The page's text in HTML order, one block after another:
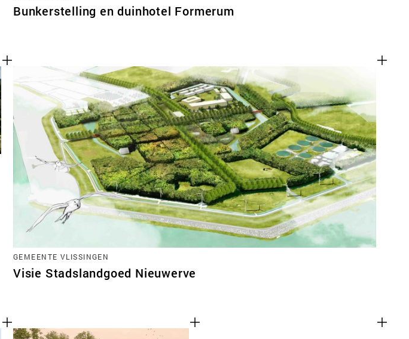
Bunkerstelling en duinhotel Formerum
GEMEENTE VLISSINGEN
Visie Stadslandgoed Nieuwerve